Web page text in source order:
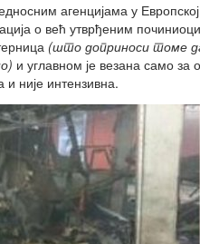
агенцијама у
о већ утврђеним
(што доприноси томе
и углавном је везана само за
и није интензивна.